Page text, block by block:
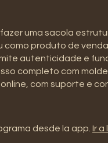
uma sacola
como produto de
autenticidade e
completo com
com suporte e
desde la app. Ir a